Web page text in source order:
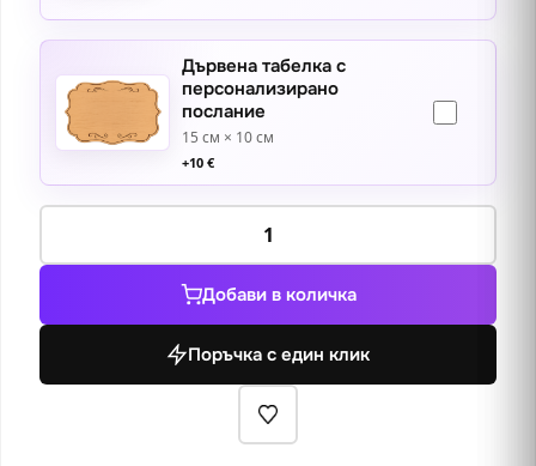
Дървена табелка с
персонализирано
послание
15 см × 10 см
+10 €
количество
Смъртта
Мойсей
Добави в количка
Поръчка с един клик